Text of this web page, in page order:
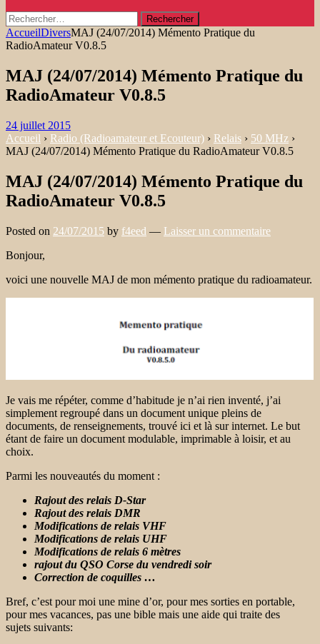
Rechercher :
AccueilDiversMAJ (24/07/2014) Mémento Pratique du
RadioAmateur V0.8.5
MAJ (24/07/2014) Mémento Pratique du
RadioAmateur V0.8.5
24 juillet 2015
Accueil › Radio (Radioamateur et Ecouteur) › Relais › 50 MHz ›
MAJ (24/07/2014) Mémento Pratique du RadioAmateur V0.8.5
MAJ (24/07/2014) Mémento Pratique du
RadioAmateur V0.8.5
Posted on 24/07/2015 by f4eed — Laisser un commentaire
Bonjour,
voici une nouvelle MAJ de mon mémento pratique du radioamateur.
Je vais me répéter, comme d’habitude je n’ai rien inventé, j’ai
simplement regroupé dans un document unique pleins de
documents, de renseignements, trouvé ici et là sur internet. Le but
étant de faire un document modulable, imprimable à loisir, et au
choix.
Parmi les nouveautés du moment :
Rajout des relais D-Star
Rajout des relais DMR
Modifications de relais VHF
Modifications de relais UHF
Modifications de relais 6 mètres
rajout du QSO Corse du vendredi soir
Correction de coquilles …
Bref, c’est pour moi une mine d’or, pour mes sorties en portable,
pour mes vacances, pas une bible mais une aide qui traite des
sujets suivants: